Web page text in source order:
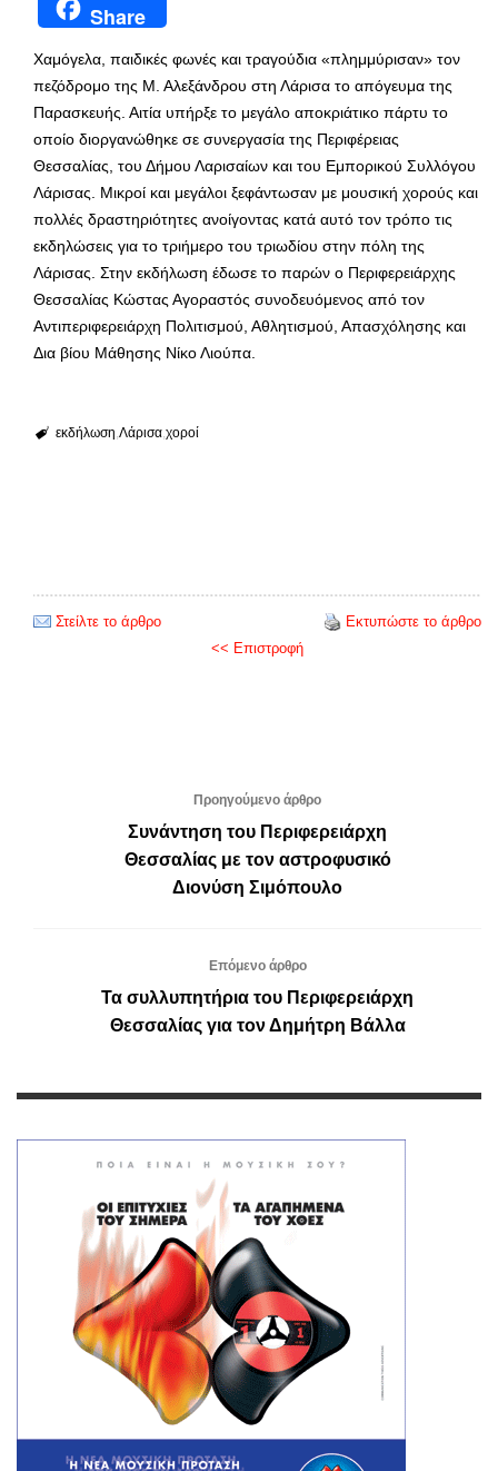
Share
Χαμόγελα, παιδικές φωνές και τραγούδια «πλημμύρισαν» τον
πεζόδρομο της Μ. Αλεξάνδρου στη Λάρισα το απόγευμα της
Παρασκευής. Αιτία υπήρξε το μεγάλο αποκριάτικο πάρτυ το
οποίο διοργανώθηκε σε συνεργασία της Περιφέρειας
Θεσσαλίας, του Δήμου Λαρισαίων και του Εμπορικού Συλλόγου
Λάρισας. Μικροί και μεγάλοι ξεφάντωσαν με μουσική χορούς και
πολλές δραστηριότητες ανοίγοντας κατά αυτό τον τρόπο τις
εκδηλώσεις για το τριήμερο του τριωδίου στην πόλη της
Λάρισας. Στην εκδήλωση έδωσε το παρών ο Περιφερειάρχης
Θεσσαλίας Κώστας Αγοραστός συνοδευόμενος από τον
Αντιπεριφερειάρχη Πολιτισμού, Αθλητισμού, Απασχόλησης και
Δια βίου Μάθησης Νίκο Λιούπα.
εκδήλωση Λάρισα χοροί
Στείλτε το άρθρο
Εκτυπώστε το άρθρο
<< Επιστροφή
Προηγούμενο άρθρο
Συνάντηση του Περιφερειάρχη
Θεσσαλίας με τον αστροφυσικό
Διονύση Σιμόπουλο
Επόμενο άρθρο
Τα συλλυπητήρια του Περιφερειάρχη
Θεσσαλίας για τον Δημήτρη Βάλλα